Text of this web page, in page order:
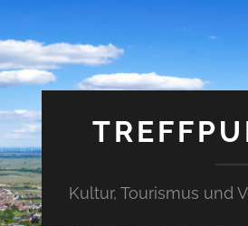
Kultur, Tourismus und